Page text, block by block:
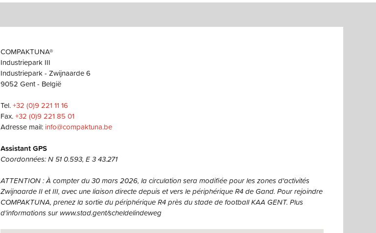
COMPAKTUNA®
Industriepark III
Industriepark - Zwijnaarde 6
9052 Gent - België
Tel.+32 (0)9 221 11 16
Fax.+32 (0)9 221 85 01
Adresse mail: info@compaktuna.be
Assistant GPS
Coordonnées: N 51 0.593, E 3 43.271
ATTENTION : À compter du 30 mars 2026, la circulation sera modifiée pour les zones d'activités
Zwijnaarde II et III, avec une liaison directe depuis et vers le périphérique R4 de Gand. Pour rejoindre
COMPAKTUNA, prenez la sortie du périphérique R4 près du stade de football KAA GENT. Plus
d'informations sur www.stad.gent/scheldelindeweg